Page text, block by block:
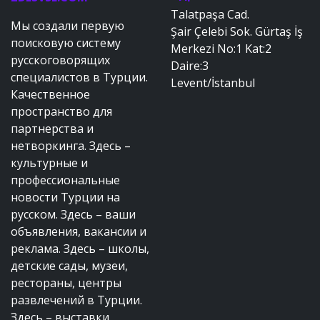
Мы создали первую
поисковую систему
русскоговорящих
специалистов в Турции.
Качественное
пространство для
партнерства и
нетворкинга. Здесь –
культурные и
профессиональные
новости Турции на
русском. Здесь – ваши
объявления, вакансии и
реклама. Здесь – школы,
детские сады, музеи,
рестораны, центры
развлечений в Турции.
Talatpaşa Cad.
Şair Çelebi Sok. Gürtaş İş
Merkezi No:1 Kat:2
Daire:3
Levent/İstanbul